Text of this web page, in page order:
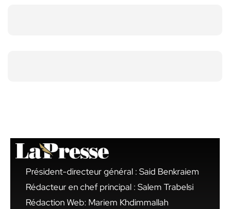
Président-directeur général : Said Benkraiem
Rédacteur en chef principal : Salem Trabelsi
Rédaction Web: Mariem Khdimmallah